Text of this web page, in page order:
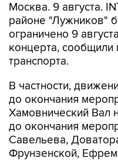
Москва. 9 августа.
районе "Лужников"
ограничено 9
концерта, сообщили
транспорта.
В частности,
до окончания
Хамовнический Вал
до окончания
Савельева,
Фрунзенской,